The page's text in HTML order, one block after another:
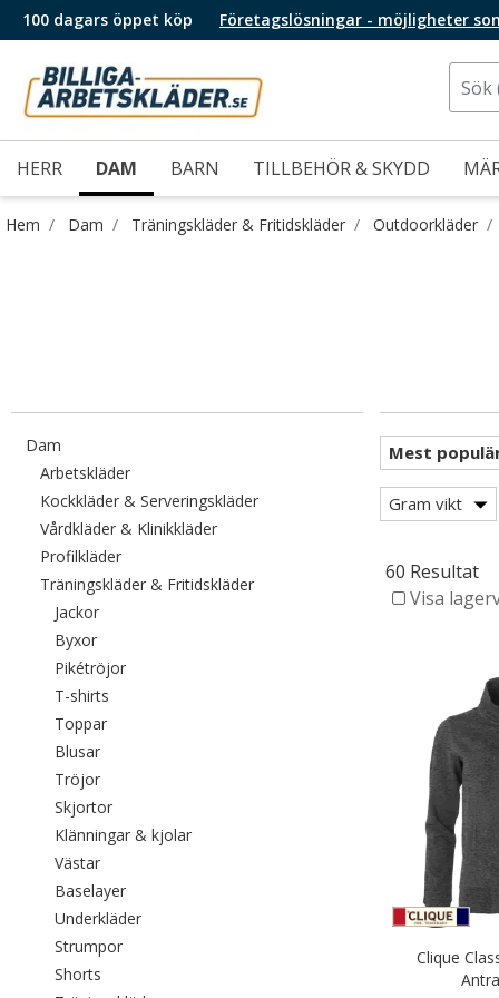
100 dagars öppet köp Företagslösningar - möjligheter
HERR DAM BARN TILLBEHÖR & SKYDD
Hem Dam Träningskläder & Fritidskläder Outdoorkläder
Dam
ArbetskläderFiltrera efter category: Arbetskläder
Kockkläder & ServeringskläderFiltrera efter category:
Vårdkläder & KlinikkläderFiltrera efter category: Vårdkläder &
ProfilkläderFiltrera efter category: Profilkläder
Träningskläder & FritidskläderFiltrera efter category:
JackorFiltrera efter category: Jackor
ByxorFiltrera efter category: Byxor
PikétröjorFiltrera efter category: Pikétröjor
T-shirts
TopparFiltrera efter category: Toppar
BlusarFiltrera efter category: Blusar
TröjorFiltrera efter category: Tröjor
SkjortorFiltrera efter category: Skjortor
Klänningar & kjolarFiltrera efter category: Klänningar & kjolar
VästarFiltrera efter category: Västar
BaselayerFiltrera efter category: Baselayer
UnderkläderFiltrera efter category: Underkläder
StrumporFiltrera efter category: Strumpor
Shorts
Gram vikt
60 Resultat
Visa
Clique